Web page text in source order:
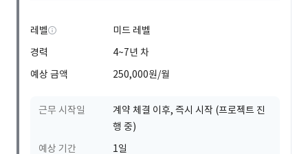
레벨
미드 레벨
경력
4~7년 차
예상 금액
250,000원/월
근무 시작일
계약 체결 이후, 즉시 시작 (프로젝트 진
행 중)
예상 기간
1일